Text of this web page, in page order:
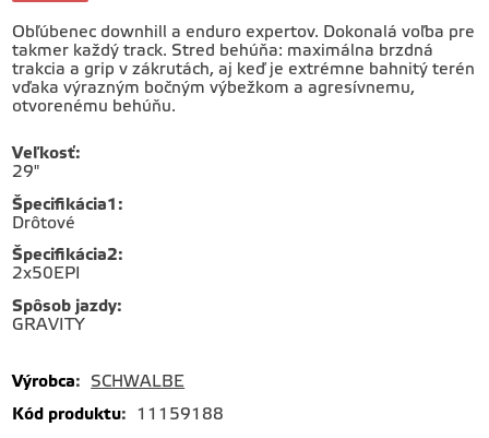
Obľúbenec downhill a enduro expertov. Dokonalá voľba pre
takmer každý track. Stred behúňa: maximálna brzdná
trakcia a grip v zákrutách, aj keď je extrémne bahnitý terén
vďaka výrazným bočným výbežkom a agresívnemu,
otvorenému behúňu.
Veľkosť:
29"
Špecifikácia1 :
Drôtové
Špecifikácia2:
2x50EPI
Spôsob jazdy:
GRAVITY
Výrobca: SCHWALBE
Kód produktu: 11159188